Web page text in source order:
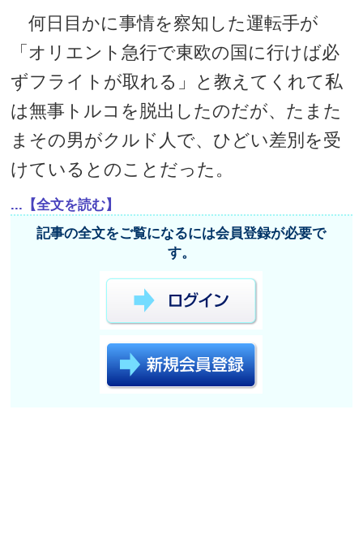
何日目かに事情を察知した運転手が
「オリエント急行で東欧の国に行けば必
ずフライトが取れる」と教えてくれて私
は無事トルコを脱出したのだが、たまた
まその男がクルド人で、ひどい差別を受
けているとのことだった。
...【全文を読む】
記事の全文をご覧になるには会員登録が必要で
す。